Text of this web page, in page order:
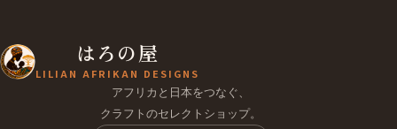
はろの屋
LILIAN AFRIKAN DESIGNS
アフリカと日本をつなぐ、
クラフトのセレクトショップ。